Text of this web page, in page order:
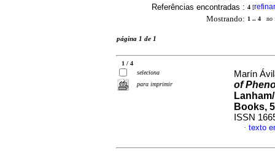
Referências encontradas : 4 [refinar
Mostrando: 1 .. 4 no
página 1 de 1
1 / 4
seleciona
para imprimir
Marín
of
Books,
ISSN
· texto